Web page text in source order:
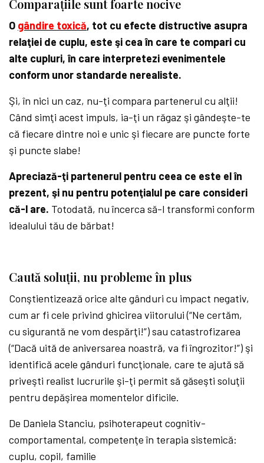
Comparațiile sunt foarte nocive
O gândire toxică, tot cu efecte distructive asupra
relaţiei de cuplu, este şi cea în care te compari cu
alte cupluri, în care interpretezi evenimentele
conform unor standarde nerealiste.
Şi, în nici un caz, nu-ţi compara partenerul cu alţii!
Când simţi acest impuls, ia-ţi un răgaz şi gândeşte-te
că fiecare dintre noi e unic şi fiecare are puncte forte
şi puncte slabe!
Apreciază-ţi partenerul pentru ceea ce este el în
prezent, şi nu pentru potenţialul pe care consideri
că-l are. Totodată, nu încerca să-l transformi conform
idealului tău de bărbat!
Caută soluții, nu probleme în plus
Conştientizează orice alte gânduri cu impact negativ,
cum ar fi cele privind ghicirea viitorului (“Ne certăm,
cu sigurantă ne vom despărţi!”) sau catastrofizarea
(“Dacă uită de aniversarea noastră, va fi îngrozitor!”) şi
identifică acele gânduri funcţionale, care te ajută să
priveşti realist lucrurile şi-ţi permit să găseşti soluţii
pentru depăşirea momentelor dificile.
De Daniela Stanciu, psihoterapeut cognitiv-
comportamental, competenţe în terapia sistemică:
cuplu, copil, familie